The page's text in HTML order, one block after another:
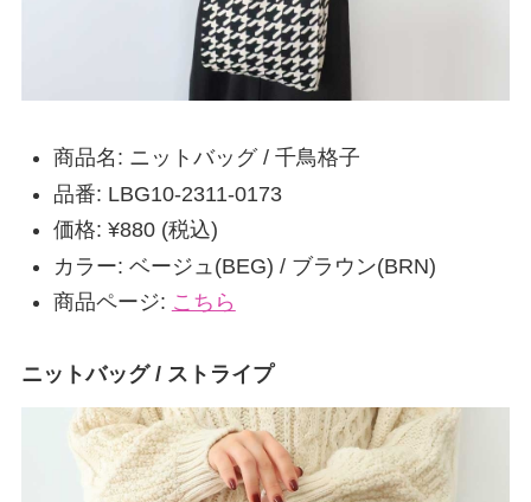
商品名: ニットバッグ / 千鳥格子
品番: LBG10-2311-0173
価格: ¥880 (税込)
カラー: ベージュ(BEG) / ブラウン(BRN)
商品ページ: こちら
ニットバッグ / ストライプ